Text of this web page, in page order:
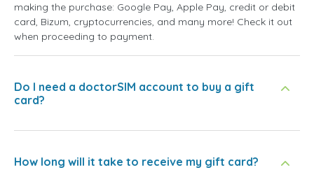
making the purchase: Google Pay, Apple Pay, credit or debit
card, Bizum, cryptocurrencies, and many more! Check it out
when proceeding to payment.
Do I need a doctorSIM account to buy a gift
card?
How long will it take to receive my gift card?